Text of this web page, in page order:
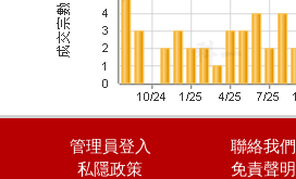
管理員登入 聯絡我們
私隱政策
免責聲明